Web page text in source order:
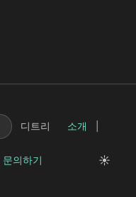
디트리 소개
문의하기 ☀️